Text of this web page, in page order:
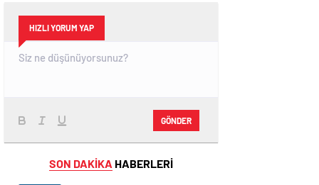
HIZLI YORUM YAP
GÖNDER
SON DAKİKA HABERLERİ